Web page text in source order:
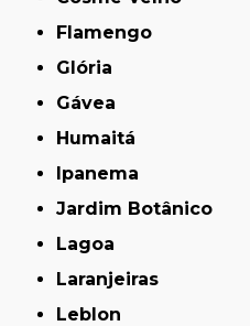
Flamengo
Glória
Gávea
Humaitá
Ipanema
Jardim Botânico
Lagoa
Laranjeiras
Leblon